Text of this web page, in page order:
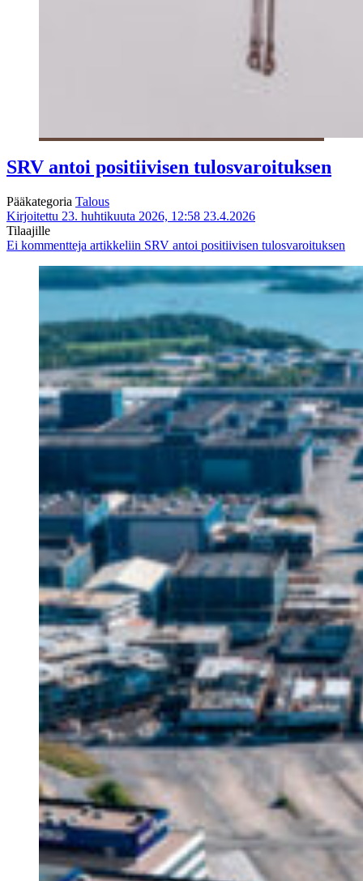
SRV antoi positiivisen tulosvaroituksen
Pääkategoria Talous
Kirjoitettu 23. huhtikuuta 2026, 12:58 23.4.2026
Tilaajille
Ei kommentteja artikkeliin SRV antoi positiivisen tulosvaroituksen